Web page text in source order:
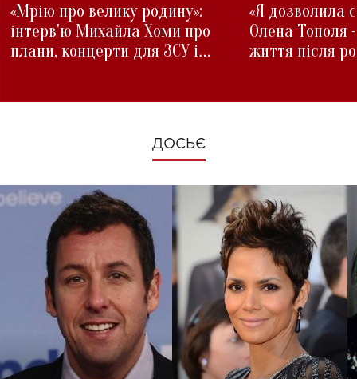
«Мрію про велику родину»:
інтерв'ю Михайла Хоми про
плани, концерти для ЗСУ і
«Я дозволила
Олена Тополя
життя після
ДОСЬЄ